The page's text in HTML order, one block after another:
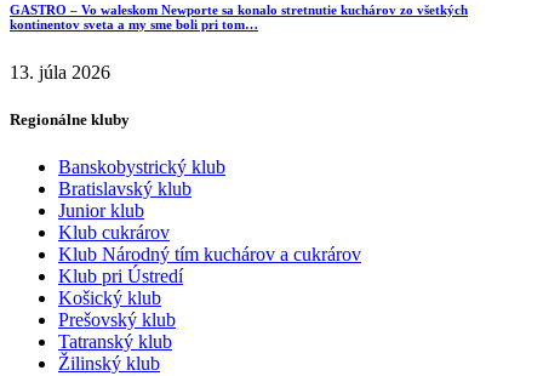
GASTRO – Vo waleskom Newporte sa konalo stretnutie kuchárov zo všetkých
kontinentov sveta a my sme boli pri tom…
13. júla 2026
Regionálne kluby
Banskobystrický klub
Bratislavský klub
Junior klub
Klub cukrárov
Klub Národný tím kuchárov a cukrárov
Klub pri Ústredí
Košický klub
Prešovský klub
Tatranský klub
Žilinský klub